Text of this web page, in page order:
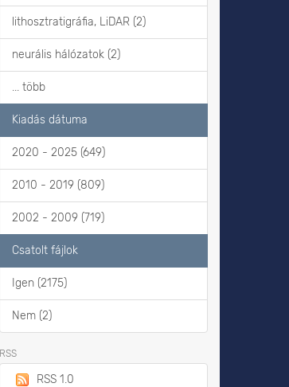
lithosztratigráfia, LiDAR (2)
neurális hálózatok (2)
... több
Kiadás dátuma
2020 - 2025 (649)
2010 - 2019 (809)
2002 - 2009 (719)
Csatolt fájlok
Igen (2175)
Nem (2)
RSS
RSS 1.0